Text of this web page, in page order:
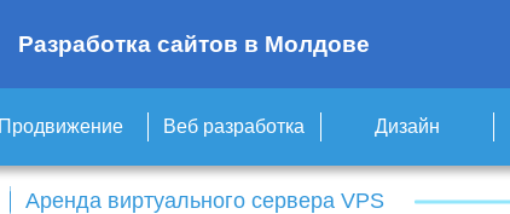
Разработка сайтов в Молдове
Продвижение Веб разработка Дизайн
Аренда виртуального сервера VPS